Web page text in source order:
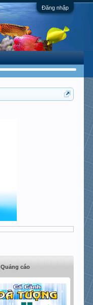
Đăng nhập
Quảng cáo